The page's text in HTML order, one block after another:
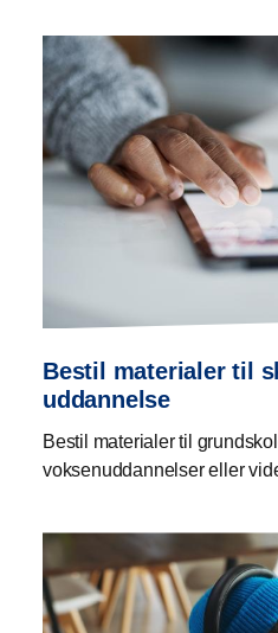
Bestil materialer til
uddannelse
Bestil materialer til
voksenuddannelser eller